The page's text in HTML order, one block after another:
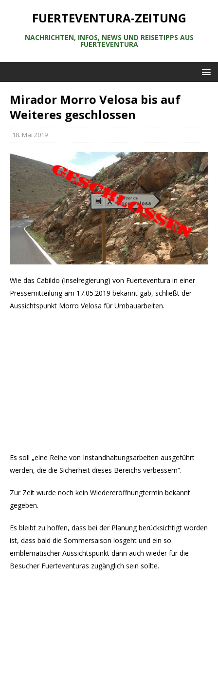
FUERTEVENTURA-ZEITUNG
NACHRICHTEN, INFOS, NEWS UND REISETIPPS AUS
FUERTEVENTURA
Mirador Morro Velosa bis auf
Weiteres geschlossen
18. Mai 2019
Wie das Cabildo (Inselregierung) von Fuerteventura in einer
Pressemitteilung am 17.05.2019 bekannt gab, schließt der
Aussichtspunkt Morro Velosa für Umbauarbeiten.
Es soll „eine Reihe von Instandhaltungsarbeiten ausgeführt
werden, die die Sicherheit dieses Bereichs verbessern“.
Zur Zeit wurde noch kein Wiedereröffnungtermin bekannt
gegeben.
Es bleibt zu hoffen, dass bei der Planung berücksichtigt worden
ist, dass bald die Sommersaison losgeht und ein so
emblematischer Aussichtspunkt dann auch wieder für die
Besucher Fuerteventuras zugänglich sein sollte.